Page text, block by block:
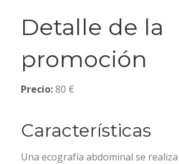
Detalle de la
promoción
Precio:80 €
Características
Una ecografía abdominal se